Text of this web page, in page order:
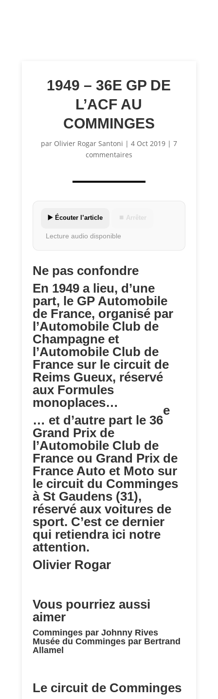
1949 – 36E GP DE
L’ACF AU
COMMINGES
par Olivier Rogar Santoni | 4 Oct 2019| 7
commentaires
▶️ Écouter l’article ⏹ Arrêter
Lecture audio disponible
Ne pas confondre
En 1949 a lieu, d’une
part, le GP Automobile
de France, organisé par
l’Automobile Club de
Champagne et
l’Automobile Club de
France sur le circuit de
Reims Gueux, réservé
aux Formules
monoplaces…
… et d’autre part le 36
e
Grand Prix de
l’Automobile Club de
France ou Grand Prix de
France Auto et Moto sur
le circuit du Comminges
à St Gaudens (31),
réservé aux voitures de
sport. C’est ce dernier
qui retiendra ici notre
attention.
Olivier Rogar
Vous pourriez aussi
aimer
Comminges par Johnny Rives
Musée du Comminges par Bertrand
Allamel
Le circuit de Comminges